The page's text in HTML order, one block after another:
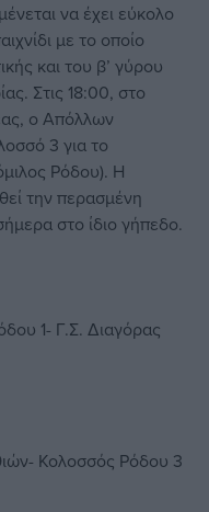
να έχει εύκολο
με το οποίο
και του β’ γύρου
Στις 18:00, στο
ο Απόλλων
3 για το
Ρόδου). Η
την περασμένη
στο ίδιο γήπεδο.
1- Γ.Σ. Διαγόρας
Κολοσσός Ρόδου 3